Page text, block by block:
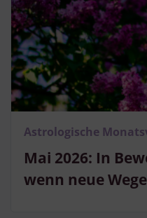
Mai 2026: In
wenn neue
Astrologische